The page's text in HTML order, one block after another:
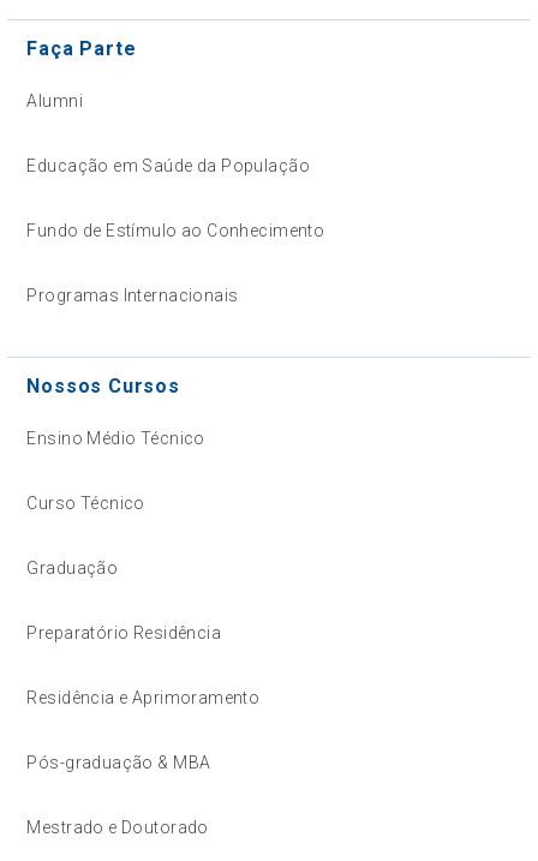
Faça Parte
Alumni
Educação em Saúde da População
Fundo de Estímulo ao Conhecimento
Programas Internacionais
Nossos Cursos
Ensino Médio Técnico
Curso Técnico
Graduação
Preparatório Residência
Residência e Aprimoramento
Pós-graduação & MBA
Mestrado e Doutorado